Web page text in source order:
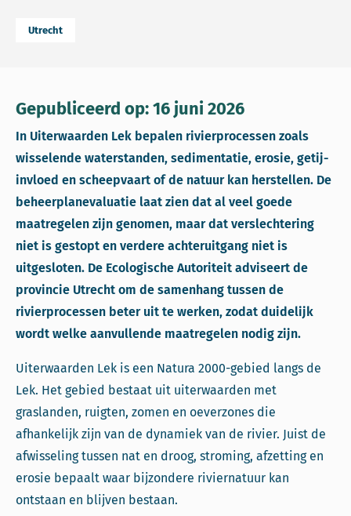
Utrecht
Gepubliceerd op: 16 juni 2026
In Uiterwaarden Lek bepalen rivierprocessen zoals
wisselende waterstanden, sedimentatie, erosie, getij-
invloed en scheepvaart of de natuur kan herstellen. De
beheerplanevaluatie laat zien dat al veel goede
maatregelen zijn genomen, maar dat verslechtering
niet is gestopt en verdere achteruitgang niet is
uitgesloten. De Ecologische Autoriteit adviseert de
provincie Utrecht om de samenhang tussen de
rivierprocessen beter uit te werken, zodat duidelijk
wordt welke aanvullende maatregelen nodig zijn.
Uiterwaarden Lek is een Natura 2000-gebied langs de
Lek. Het gebied bestaat uit uiterwaarden met
graslanden, ruigten, zomen en oeverzones die
afhankelijk zijn van de dynamiek van de rivier. Juist de
afwisseling tussen nat en droog, stroming, afzetting en
erosie bepaalt waar bijzondere riviernatuur kan
ontstaan en blijven bestaan.